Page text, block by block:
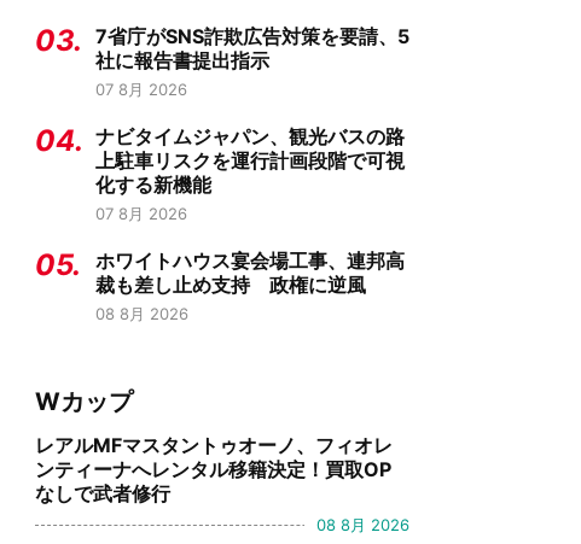
03.
7省庁がSNS詐欺広告対策を要請、5
社に報告書提出指示
07 8月 2026
04. ナビタイムジャパン、観光バスの路
上駐車リスクを運行計画段階で可視
化する新機能
07 8月 2026
05.
ホワイトハウス宴会場工事、連邦高
裁も差し止め支持 政権に逆風
08 8月 2026
Wカップ
レアルMFマスタントゥオーノ、フィオレ
ンティーナへレンタル移籍決定！買取OP
なしで武者修行
08 8月 2026